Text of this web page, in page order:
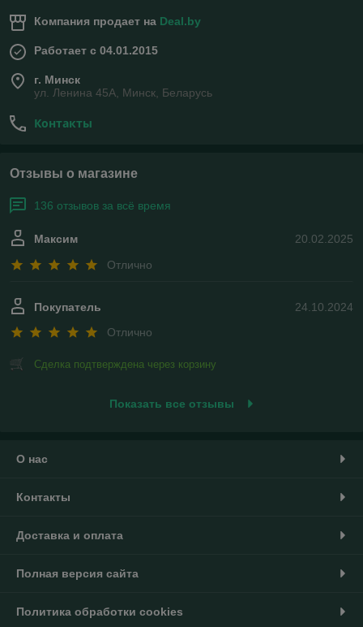
Компания продает на Deal.by
Работает с 04.01.2015
г. Минск
ул. Ленина 45А, Минск, Беларусь
Контакты
Отзывы о магазине
136 отзывов за всё время
20.02.2025
Максим
Отлично
24.10.2024
Покупатель
Отлично
Сделка подтверждена через корзину
Показать все отзывы
О нас
Контакты
Доставка и оплата
Полная версия сайта
Политика обработки cookies